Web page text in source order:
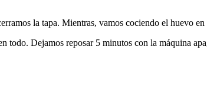
la tapa. Mientras, vamos cociendo el huevo
Dejamos reposar 5 minutos con la máquina